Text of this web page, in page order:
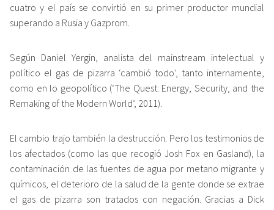
cuatro y el país se convirtió en su primer productor mundial
superando a Rusia y Gazprom.
Según Daniel Yergin, analista del mainstream intelectual y
político el gas de pizarra ‘cambió todo’, tanto internamente,
como en lo geopolítico (‘The Quest: Energy, Security, and the
Remaking of the Modern World’, 2011).
El cambio trajo también la destrucción. Pero los testimonios de
los afectados (como las que recogió Josh Fox en Gasland), la
contaminación de las fuentes de agua por metano migrante y
químicos, el deterioro de la salud de la gente donde se extrae
el gas de pizarra son tratados con negación. Gracias a Dick